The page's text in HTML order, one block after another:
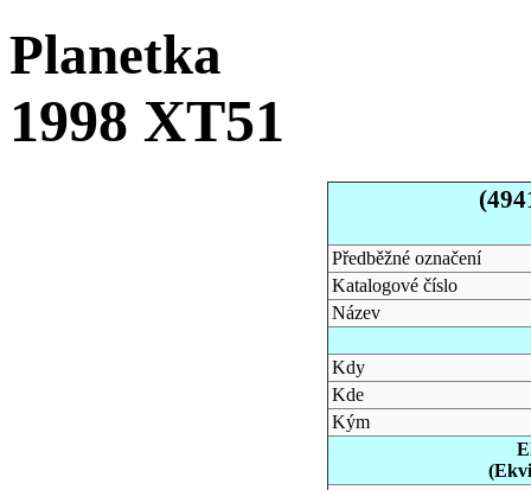
Planetka
1998 XT51
Předběžné označení
Katalogové číslo
Název
Kdy
Kde
Kým